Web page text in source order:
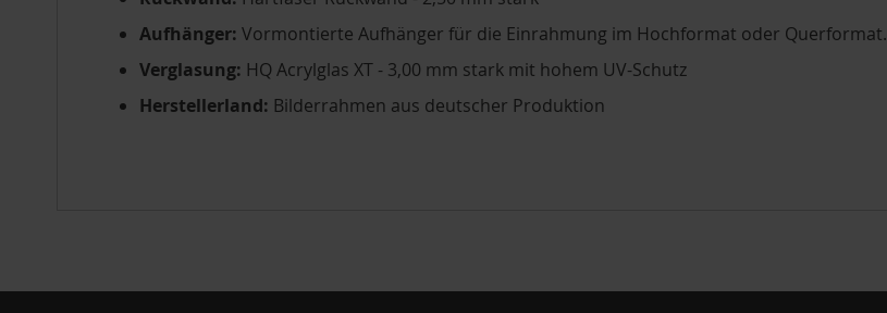
Aufhänger: Vormontierte Aufhänger für die Einrahmung im Hochformat oder Querformat.
Verglasung: HQ Acrylglas XT - 3,00 mm stark mit hohem UV-Schutz
Herstellerland: Bilderrahmen aus deutscher Produktion